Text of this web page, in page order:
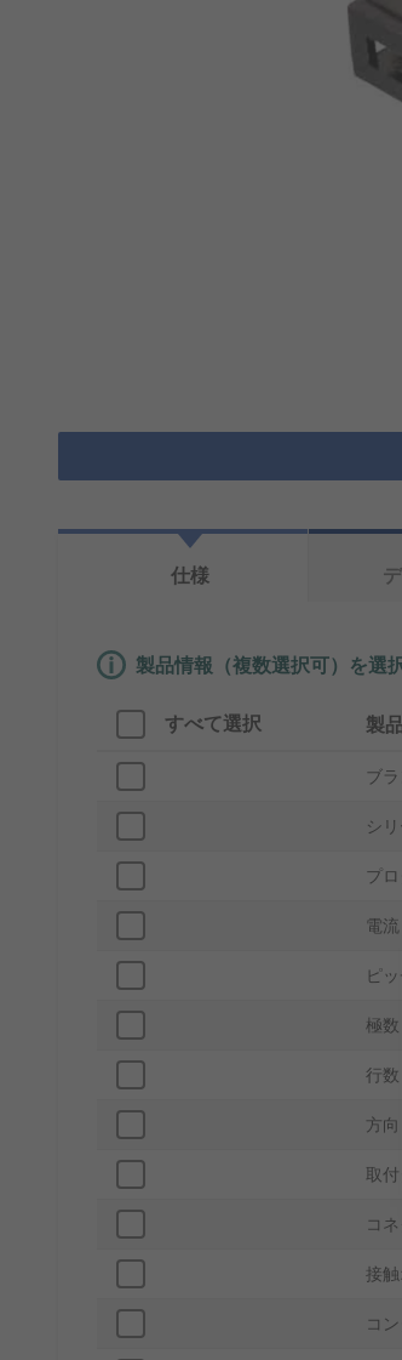
仕様
製品情報（複数選択可）を選
すべて選択 製
ブ
シ
プ
電流
ピッ
極数
行数
方向
取付
コ
接
コ